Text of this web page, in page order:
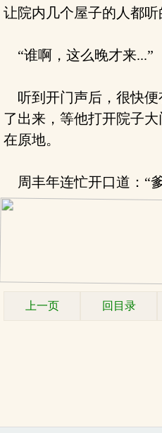
让院内几个屋子的人都听
“谁啊，这么晚才来...”
听到开门声后，很快便
了出来，等他打开院子
在原地。
周丰年连忙开口道：“
上一页 回目录